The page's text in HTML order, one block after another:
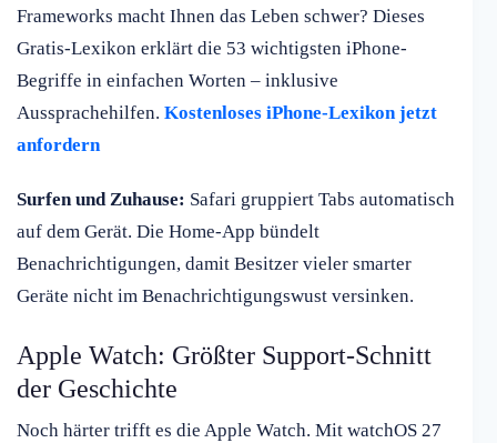
Frameworks macht Ihnen das Leben schwer? Dieses
Gratis-Lexikon erklärt die 53 wichtigsten iPhone-
Begriffe in einfachen Worten – inklusive
Aussprachehilfen. Kostenloses iPhone-Lexikon jetzt
anfordern
Surfen und Zuhause: Safari gruppiert Tabs automatisch
auf dem Gerät. Die Home-App bündelt
Benachrichtigungen, damit Besitzer vieler smarter
Geräte nicht im Benachrichtigungswust versinken.
Apple Watch: Größter Support-Schnitt
der Geschichte
Noch härter trifft es die Apple Watch. Mit watchOS 27